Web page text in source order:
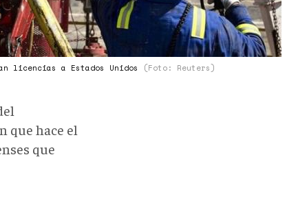
licencias a Estados Unidos (Foto: Reuters)
que hace el
que